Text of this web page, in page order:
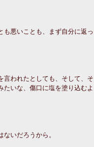
悪いことも、まず自分に返っ
言われたとしても、そして、そ
いな、傷口に塩を塗り込むよ
いだろうから。